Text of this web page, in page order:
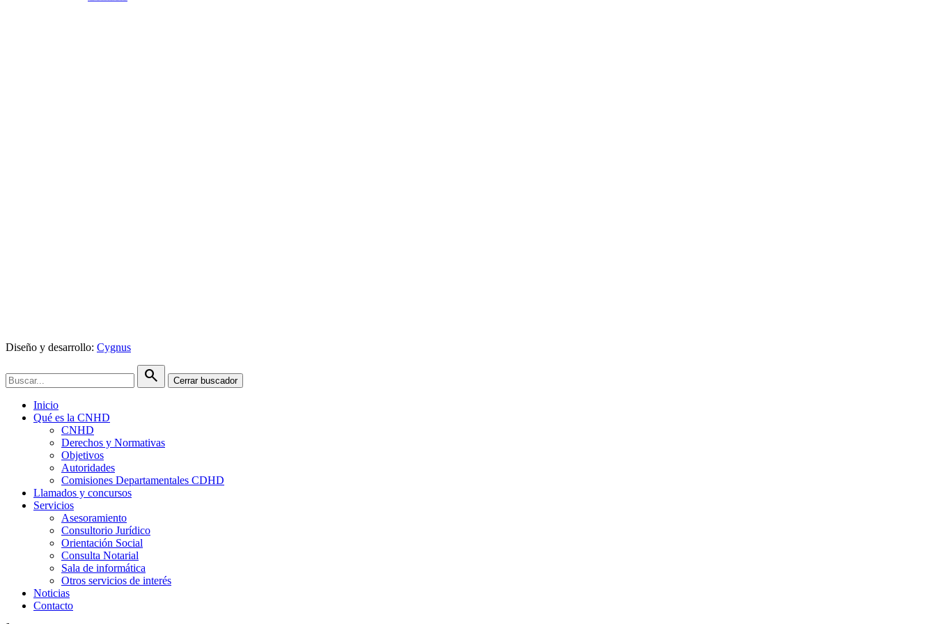
Diseño y desarrollo: Cygnus
search Cerrar buscador
Inicio
Qué es la CNHD
CNHD
Derechos y Normativas
Objetivos
Autoridades
Comisiones Departamentales CDHD
Llamados y concursos
Servicios
Asesoramiento
Consultorio Jurídico
Orientación Social
Consulta Notarial
Sala de informática
Otros servicios de interés
Noticias
Contacto